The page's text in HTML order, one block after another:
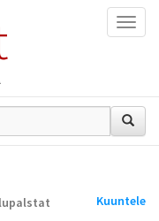
Kuuntele